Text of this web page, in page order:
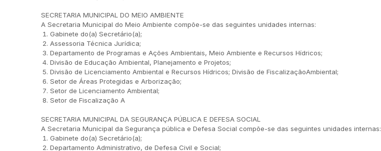
SECRETARIA MUNICIPAL DO MEIO AMBIENTE
A Secretaria Municipal do Meio Ambiente compõe-se das seguintes unidades internas:
Gabinete do(a) Secretário(a);
Assessoria Técnica Jurídica;
Departamento de Programas e Ações Ambientais, Meio Ambiente e Recursos Hídricos;
Divisão de Educação Ambiental, Planejamento e Projetos;
Divisão de Licenciamento Ambiental e Recursos Hídricos; Divisão de FiscalizaçãoAmbiental;
Setor de Áreas Protegidas e Arborização;
Setor de Licenciamento Ambiental;
Setor de Fiscalização A
SECRETARIA MUNICIPAL DA SEGURANÇA PÚBLICA E DEFESA SOCIAL
A Secretaria Municipal da Segurança pública e Defesa Social compõe-se das seguintes unidades internas:
Gabinete do(a) Secretário(a);
Departamento Administrativo, de Defesa Civil e Social;